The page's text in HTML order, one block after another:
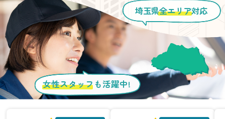
女性スタッフ も活躍中!
埼玉県全エリア対応